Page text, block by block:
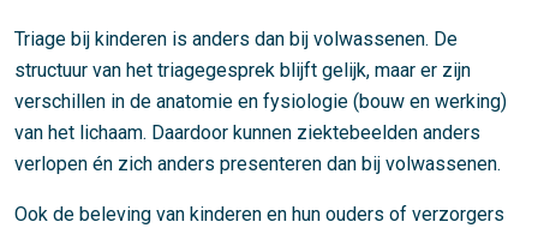
Triage bij kinderen is anders dan bij volwassenen. De
structuur van het triagegesprek blijft gelijk, maar er zijn
verschillen in de anatomie en fysiologie (bouw en werking)
van het lichaam. Daardoor kunnen ziektebeelden anders
verlopen én zich anders presenteren dan bij volwassenen.
Ook de beleving van kinderen en hun ouders of verzorgers